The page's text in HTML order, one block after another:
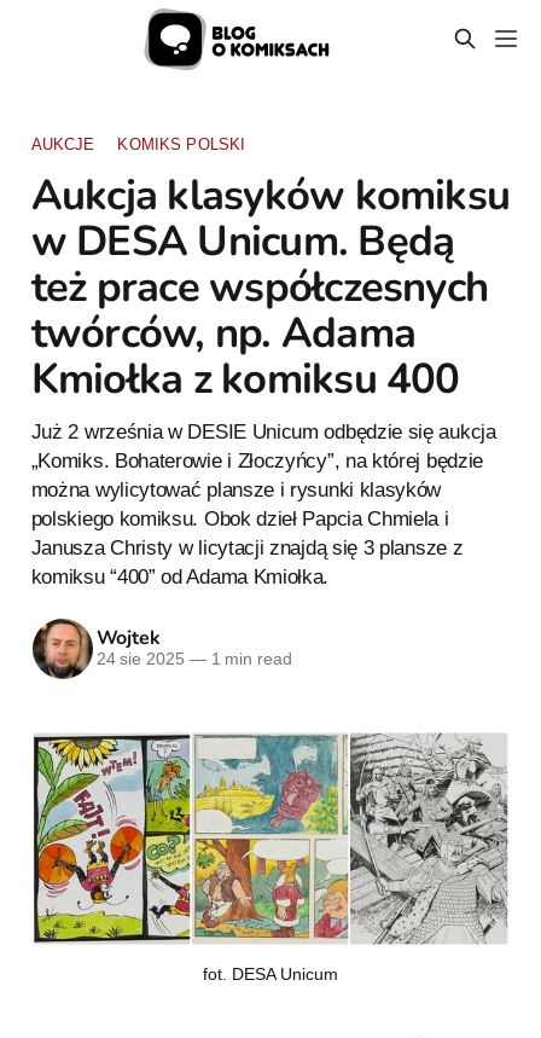
AUKCJE KOMIKS POLSKI
Aukcja klasyków komiksu
w DESA Unicum. Będą
też prace współczesnych
twórców, np. Adama
Kmiołka z komiksu 400
Już 2 września w DESIE Unicum odbędzie się aukcja
„Komiks. Bohaterowie i Złoczyńcy”, na której będzie
można wylicytować plansze i rysunki klasyków
polskiego komiksu. Obok dzieł Papcia Chmiela i
Janusza Christy w licytacji znajdą się 3 plansze z
komiksu “400” od Adama Kmiołka.
Wojtek
24 sie 2025 —1 min read
fot. DESA Unicum